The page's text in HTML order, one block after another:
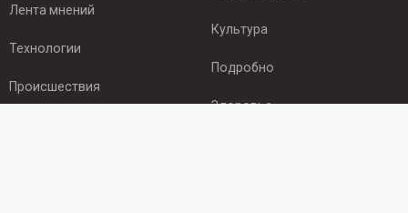
Лента мнений
Технологии
Происшествия
Культура
Подробно
Здоровье